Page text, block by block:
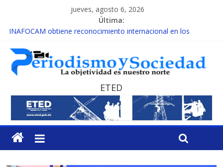
jueves, agosto 6, 2026
Última:
INAFOCAM obtiene reconocimiento internacional en los
15 de febrero de cada año es Día Nacional de la lucha contra el
cáncer infantil
EL ENFOQUE UNILATERAL DE LA COALICIÓN
MESCyT y Universidad Albizu apoyarán rehabilitación de
reclusos
MESCyT presenta calendario de Consulta Nacional por la
Educación
ETED